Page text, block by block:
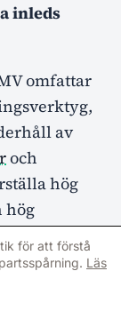
inleds
omfattar
av
och
hög
hög
för att förstå
Läs